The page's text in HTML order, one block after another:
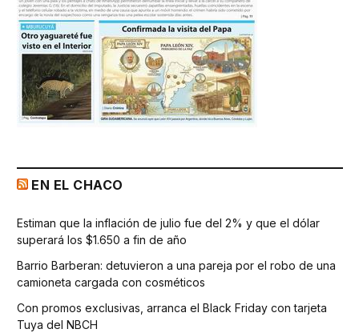
EN EL CHACO
Estiman que la inflación de julio fue del 2% y que el dólar
superará los $1.650 a fin de año
Barrio Barberan: detuvieron a una pareja por el robo de una
camioneta cargada con cosméticos
Con promos exclusivas, arranca el Black Friday con tarjeta
Tuya del NBCH